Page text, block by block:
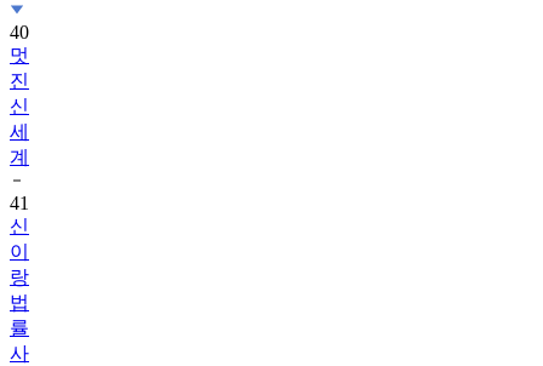
40
멋
진
신
세
계
41
신
이
랑
법
률
사